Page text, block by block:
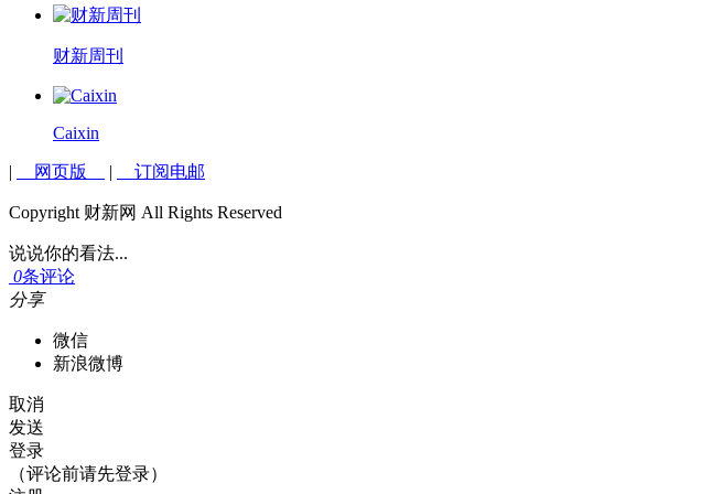
财新周刊
Caixin
| 网页版 | 订阅电邮
Copyright 财新网 All Rights Reserved
说说你的看法...
0条评论
分享
微信
新浪微博
取消
发送
登录
（评论前请先登录）